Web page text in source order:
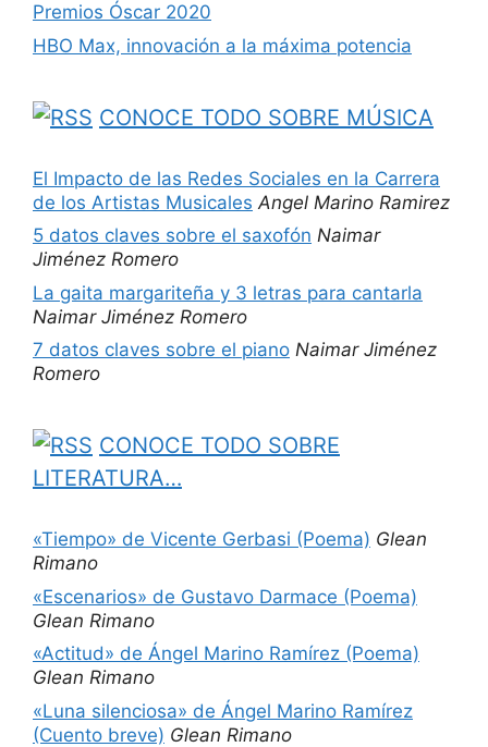
Premios Óscar 2020
HBO Max, innovación a la máxima potencia
CONOCE TODO SOBRE MÚSICA
El Impacto de las Redes Sociales en la Carrera
de los Artistas Musicales Angel Marino Ramirez
5 datos claves sobre el saxofón Naimar
Jiménez Romero
La gaita margariteña y 3 letras para cantarla
Naimar Jiménez Romero
7 datos claves sobre el piano Naimar Jiménez
Romero
CONOCE TODO SOBRE
LITERATURA…
«Tiempo» de Vicente Gerbasi (Poema) Glean
Rimano
«Escenarios» de Gustavo Darmace (Poema)
Glean Rimano
«Actitud» de Ángel Marino Ramírez (Poema)
Glean Rimano
«Luna silenciosa» de Ángel Marino Ramírez
(Cuento breve) Glean Rimano